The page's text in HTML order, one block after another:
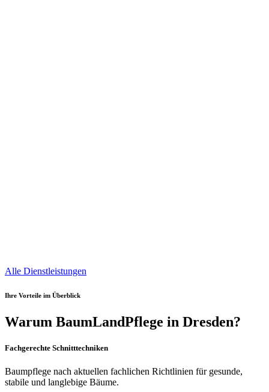
Alle Dienstleistungen
Ihre Vorteile im Überblick
Warum BaumLandPflege in Dresden?
Fachgerechte Schnitttechniken
Baumpflege nach aktuellen fachlichen Richtlinien für gesunde,
stabile und langlebige Bäume.